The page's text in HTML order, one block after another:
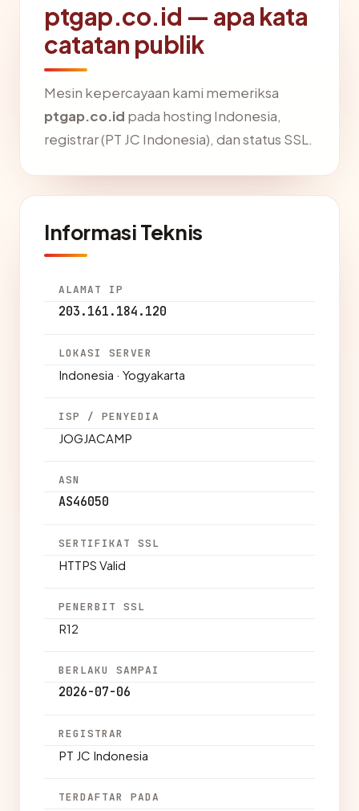
ptgap.co.id — apa kata
catatan publik
Mesin kepercayaan kami memeriksa
ptgap.co.id pada hosting Indonesia,
registrar (PT JC Indonesia), dan status SSL.
Informasi Teknis
ALAMAT IP
203.161.184.120
LOKASI SERVER
Indonesia · Yogyakarta
ISP / PENYEDIA
JOGJACAMP
ASN
AS46050
SERTIFIKAT SSL
HTTPS Valid
PENERBIT SSL
R12
BERLAKU SAMPAI
2026-07-06
REGISTRAR
PT JC Indonesia
TERDAFTAR PADA